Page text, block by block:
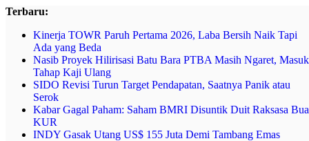
Skip
content
Terbaru:
Kinerja TOWR Paruh Pertama 2026, Laba Bersih Naik Tapi
Ada yang Beda
Nasib Proyek Hilirisasi Batu Bara PTBA Masih Ngaret, Masuk
Tahap Kaji Ulang
SIDO Revisi Turun Target Pendapatan, Saatnya Panik atau
Serok
Kabar Gagal Paham: Saham BMRI Disuntik Duit Raksasa
KUR
INDY Gasak Utang US$ 155 Juta Demi Tambang Emas